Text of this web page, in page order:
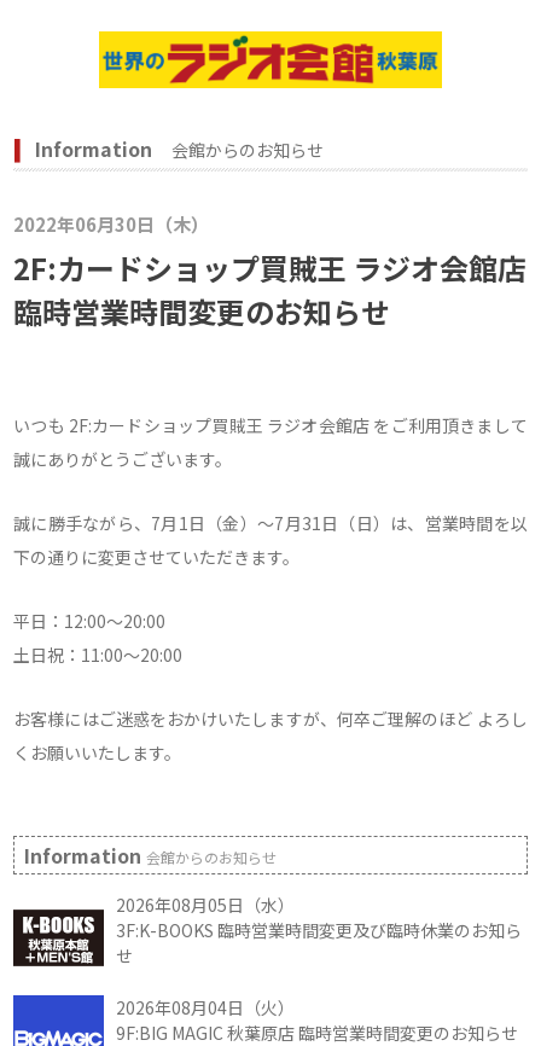
Information 会館からのお知らせ
2022年06月30日（木）
2F:カードショップ買賊王 ラジオ会館店
臨時営業時間変更のお知らせ
いつも 2F:カードショップ買賊王 ラジオ会館店 をご利用頂きまして
誠にありがとうございます。
誠に勝手ながら、7月1日（金）～7月31日（日）は、営業時間を以
下の通りに変更させていただきます。
平日：12:00～20:00
土日祝：11:00～20:00
お客様にはご迷惑をおかけいたしますが、何卒ご理解のほど よろし
くお願いいたします。
Information会館からのお知らせ
2026年08月05日（水）
3F:K-BOOKS 臨時営業時間変更及び臨時休業のお知ら
せ
2026年08月04日（火）
9F:BIG MAGIC 秋葉原店 臨時営業時間変更のお知らせ